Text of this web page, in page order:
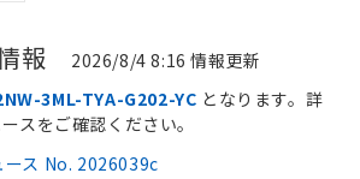
報 2026/8/4 8:16 情報更新
ース No. 2026039c
3ML-TYA-G202-YC となります。詳
スをご確認ください。